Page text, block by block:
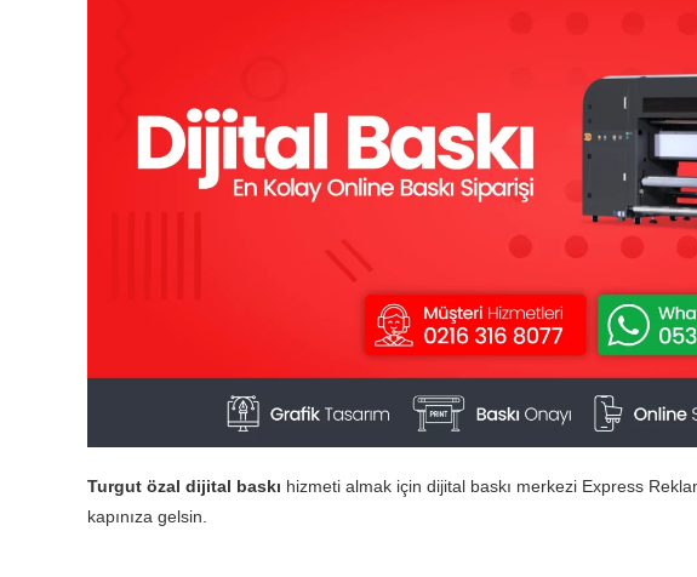
Turgut özal dijital baskı hizmeti almak için dijital baskı merkezi Express
kapınıza gelsin.